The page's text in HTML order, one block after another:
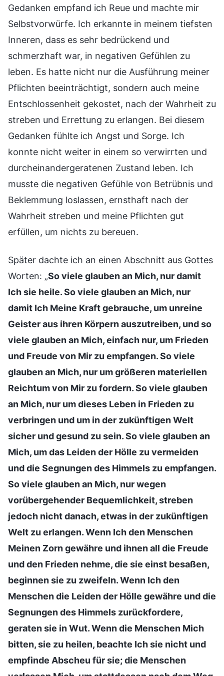
Gedanken empfand ich Reue und machte mir
Selbstvorwürfe. Ich erkannte in meinem tiefsten
Inneren, dass es sehr bedrückend und
schmerzhaft war, in negativen Gefühlen zu
leben. Es hatte nicht nur die Ausführung meiner
Pflichten beeinträchtigt, sondern auch meine
Entschlossenheit gekostet, nach der Wahrheit zu
streben und Errettung zu erlangen. Bei diesem
Gedanken fühlte ich Angst und Sorge. Ich
konnte nicht weiter in einem so verwirrten und
durcheinandergeratenen Zustand leben. Ich
musste die negativen Gefühle von Betrübnis und
Beklemmung loslassen, ernsthaft nach der
Wahrheit streben und meine Pflichten gut
erfüllen, um nichts zu bereuen.
Später dachte ich an einen Abschnitt aus Gottes
Worten: „So viele glauben an Mich, nur damit
Ich sie heile. So viele glauben an Mich, nur
damit Ich Meine Kraft gebrauche, um unreine
Geister aus ihren Körpern auszutreiben, und so
viele glauben an Mich, einfach nur, um Frieden
und Freude von Mir zu empfangen. So viele
glauben an Mich, nur um größeren materiellen
Reichtum von Mir zu fordern. So viele glauben
an Mich, nur um dieses Leben in Frieden zu
verbringen und um in der zukünftigen Welt
sicher und gesund zu sein. So viele glauben an
Mich, um das Leiden der Hölle zu vermeiden
und die Segnungen des Himmels zu empfangen.
So viele glauben an Mich, nur wegen
vorübergehender Bequemlichkeit, streben
jedoch nicht danach, etwas in der zukünftigen
Welt zu erlangen. Wenn Ich den Menschen
Meinen Zorn gewähre und ihnen all die Freude
und den Frieden nehme, die sie einst besaßen,
beginnen sie zu zweifeln. Wenn Ich den
Menschen die Leiden der Hölle gewähre und die
Segnungen des Himmels zurückfordere,
geraten sie in Wut. Wenn die Menschen Mich
bitten, sie zu heilen, beachte Ich sie nicht und
empfinde Abscheu für sie; die Menschen